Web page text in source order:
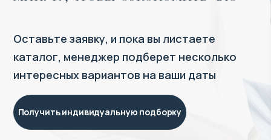
Оставьте заявку, и пока вы листаете
каталог, менеджер подберет несколько
интересных вариантов на ваши даты
Получить индивидуальную подборку